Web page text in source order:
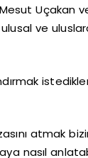
Uçakan
ve
atmak
nasıl